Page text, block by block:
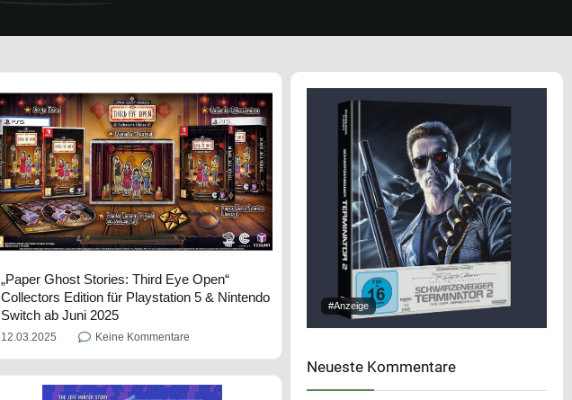
„Paper Ghost Stories: Third Eye Open“
Collectors Edition für Playstation 5 & Nintendo
Switch ab Juni 2025
12.03.2025 Keine Kommentare
#Anzeige
Neueste Kommentare